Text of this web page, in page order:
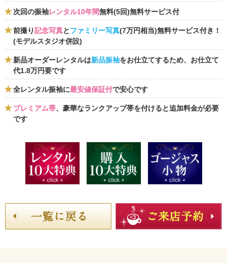
次回の振袖レンタル10年間無料(5回)無料サービス付
前撮り記念写真とファミリー写真(7万円相当)無料サービス付き！
(モデルスタジオ併設)
新品オーダーレンタルは新品振袖をお仕立てするため、お仕立て
代1.8万円要です
全レンタル振袖に最安値保証付で安心です
プレミアム帯、豪華なランクアップ帯を付けると追加料金が必要
です